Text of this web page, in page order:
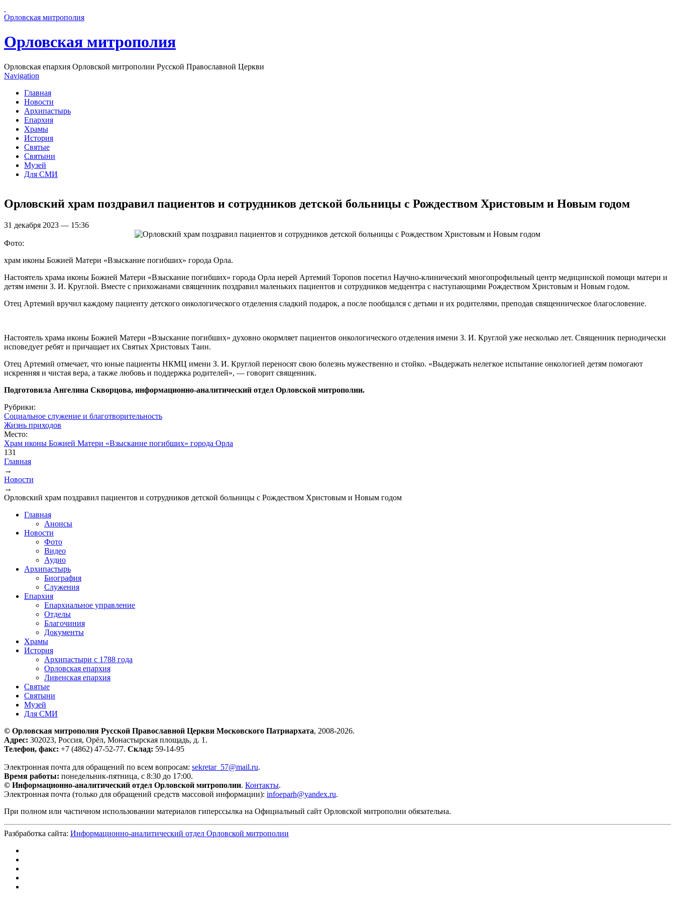
Орловская митрополия
Орловская митрополия
Орловская епархия Орловской митрополии Русской Православной Церкви
Navigation
Главная
Новости
Архипастырь
Епархия
Храмы
История
Святые
Святыни
Музей
Для СМИ
Орловский храм поздравил пациентов и сотрудников детской больницы с Рождеством Христовым и Новым годом
31 декабря 2023 — 15:36
Фото:
храм иконы Божией Матери «Взыскание погибших» города Орла.
Настоятель храма иконы Божией Матери «Взыскание погибших» города Орла иерей Артемий Торопов посетил Научно-клинический многопрофильный центр медицинской помощи матери и
детям имени З. И. Круглой. Вместе с прихожанами священник поздравил маленьких пациентов и сотрудников медцентра с наступающими Рождеством Христовым и Новым годом.
Отец Артемий вручил каждому пациенту детского онкологического отделения сладкий подарок, а после пообщался с детьми и их родителями, преподав священническое благословение.
Настоятель храма иконы Божией Матери «Взыскание погибших» духовно окормляет пациентов онкологического отделения имени З. И. Круглой уже несколько лет. Священник периодически
исповедует ребят и причащает их Святых Христовых Таин.
Отец Артемий отмечает, что юные пациенты НКМЦ имени З. И. Круглой переносят свою болезнь мужественно и стойко. «Выдержать нелегкое испытание онкологией детям помогают
искренняя и чистая вера, а также любовь и поддержка родителей», — говорит священник.
Подготовила Ангелина Скворцова, информационно-аналитический отдел Орловской митрополии.
Рубрики:
Социальное служение и благотворительность
Жизнь приходов
Место:
Храм иконы Божией Матери «Взыскание погибших» города Орла
131
Вы здесь
Главная
→
Новости
→
Орловский храм поздравил пациентов и сотрудников детской больницы с Рождеством Христовым и Новым годом
Главная
Анонсы
Новости
Фото
Видео
Аудио
Архипастырь
Биография
Служения
Епархия
Епархиальное управление
Отделы
Благочиния
Документы
Храмы
История
Архипастыри с 1788 года
Орловская епархия
Ливенская епархия
Святые
Святыни
Музей
Для СМИ
© Орловская митрополия Русской Православной Церкви Московского Патриархата, 2008-2026.
Адрес: 302023, Россия, Орёл, Монастырская площадь, д. 1.
Телефон, факс: +7 (4862) 47-52-77. Склад: 59-14-95
Электронная почта для обращений по всем вопросам: sekretar_57@mail.ru.
Время работы: понедельник-пятница, с 8:30 до 17:00.
© Информационно-аналитический отдел Орловской митрополии. Контакты.
Электронная почта (только для обращений средств массовой информации): infoeparh@yandex.ru.
При полном или частичном использовании материалов гиперссылка на Официальный сайт Орловской митрополии обязательна.
Разбработка сайта: Информационно-аналитический отдел Орловской митрополии